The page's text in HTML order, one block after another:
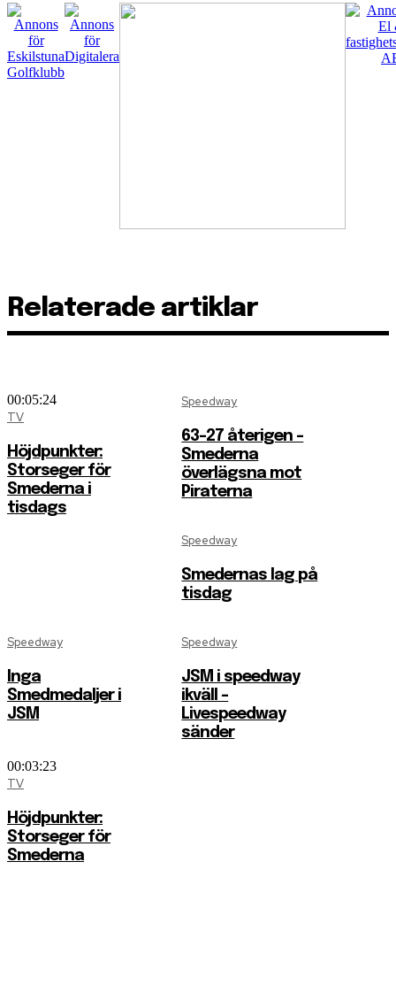
Relaterade artiklar
00:05:24
TV
Höjdpunkter:
Storseger för
Smederna i
tisdags
Speedway
63-27 återigen –
Smederna
överlägsna mot
Piraterna
Speedway
Smedernas lag på
tisdag
Speedway
Inga
Smedmedaljer i
JSM
Speedway
JSM i speedway
ikväll –
Livespeedway
sänder
00:03:23
TV
Höjdpunkter:
Storseger för
Smederna